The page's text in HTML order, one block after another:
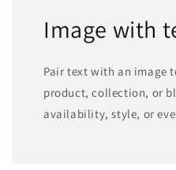
Image with
Pair text with an image
product, collection, or
availability, style, or